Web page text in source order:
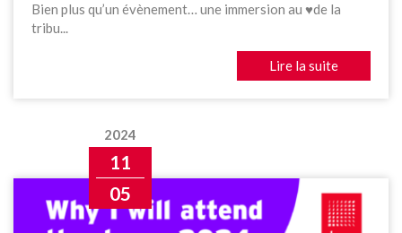
Bien plus qu’un évènement… une immersion au ♥️de la
tribu...
Lire la suite
2024
11
05